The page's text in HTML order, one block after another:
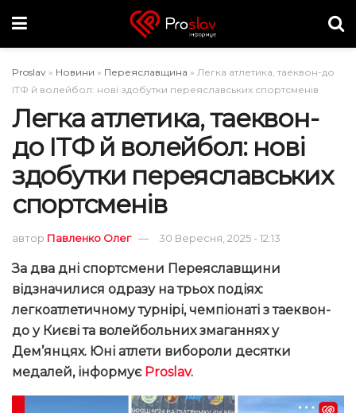
Proslav » Новини » Переяславщина » Легка атлетика, таеквон-до
ІТФ й волейбол: нові здобутки переяславських спортсменів
Легка атлетика, таеквон-
до ІТФ й волейбол: нові
здобутки переяславських
спортсменів
автор Павленко Олег 30 Вересня, 2025 - 12:13
За два дні спортсмени Переяславщини
відзначилися одразу на трьох подіях:
легкоатлетичному турнірі, чемпіонаті з таеквон-
до у Києві та волейбольних змаганнях у
Дем’янцях. Юні атлети вибороли десятки
медалей, інформує Proslav.